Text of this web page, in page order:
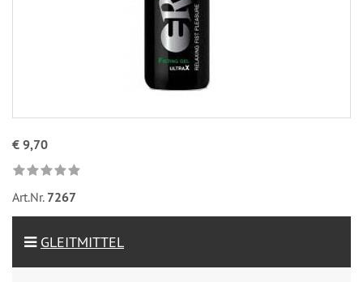
€ 9,70
Art.Nr. 7267
GLEITMITTEL